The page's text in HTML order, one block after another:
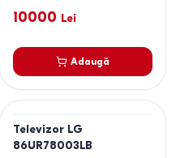
10000 Lei
Adaugă
Televizor LG
86UR78003LB